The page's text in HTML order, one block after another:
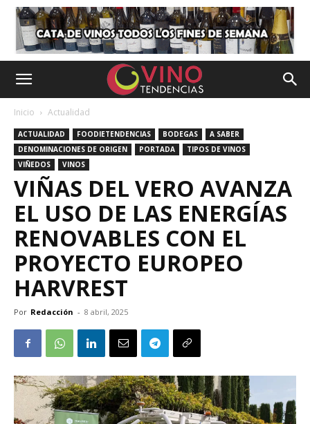
Inicio Actualidad
ACTUALIDAD FOODIETENDENCIAS BODEGAS
A SABER
DENOMINACIONES DE ORIGEN
PORTADA
TIPOS DE VINOS
VIÑEDOS
VINOS
VIÑAS DEL VERO AVANZA
EL USO DE LAS ENERGÍAS
RENOVABLES CON EL
PROYECTO EUROPEO
HARVREST
Por Redacción - 8 abril, 2025